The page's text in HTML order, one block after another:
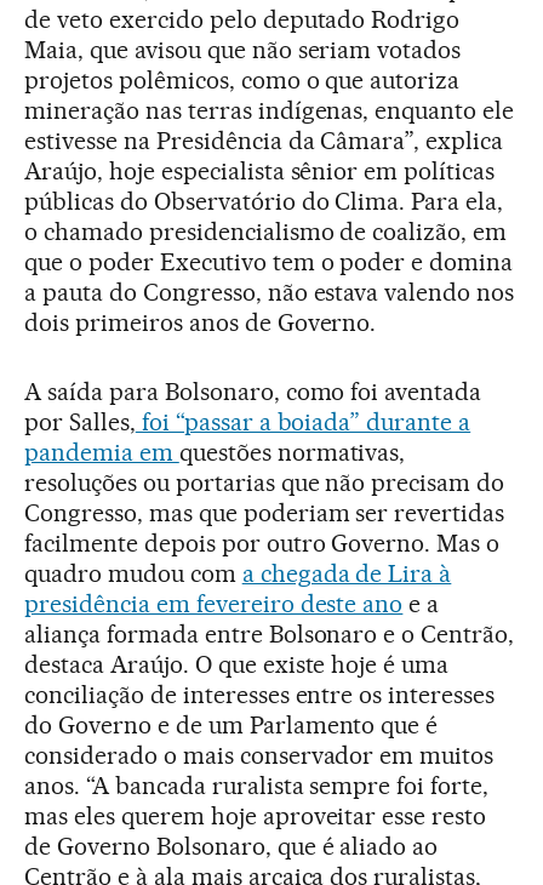
de veto exercido pelo deputado Rodrigo
Maia, que avisou que não seriam votados
projetos polêmicos, como o que autoriza
mineração nas terras indígenas, enquanto ele
estivesse na Presidência da Câmara”, explica
Araújo, hoje especialista sênior em políticas
públicas do Observatório do Clima. Para ela,
o chamado presidencialismo de coalizão, em
que o poder Executivo tem o poder e domina
a pauta do Congresso, não estava valendo nos
dois primeiros anos de Governo.
A saída para Bolsonaro, como foi aventada
por Salles, foi “passar a boiada” durante a
pandemia em questões normativas,
resoluções ou portarias que não precisam do
Congresso, mas que poderiam ser revertidas
facilmente depois por outro Governo. Mas o
quadro mudou com a chegada de Lira à
presidência em fevereiro deste ano e a
aliança formada entre Bolsonaro e o Centrão,
destaca Araújo. O que existe hoje é uma
conciliação de interesses entre os interesses
do Governo e de um Parlamento que é
considerado o mais conservador em muitos
anos. “A bancada ruralista sempre foi forte,
mas eles querem hoje aproveitar esse resto
de Governo Bolsonaro, que é aliado ao
Centrão e à ala mais arcaica dos ruralistas,